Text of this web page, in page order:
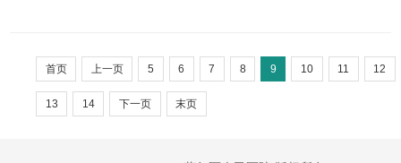
首页 上一页 5 6 7 8 9 10 11 12
13 14 下一页 末页